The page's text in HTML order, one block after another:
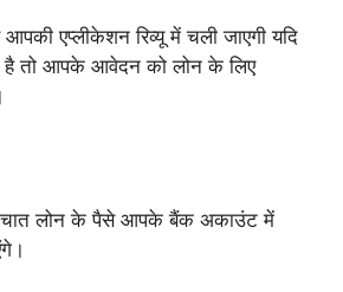
एप्लीकेशन रिव्यू में चली जाएगी यदि
है तो आपके आवेदन को लोन के लिए
लोन के पैसे आपके बैंक अकाउंट में